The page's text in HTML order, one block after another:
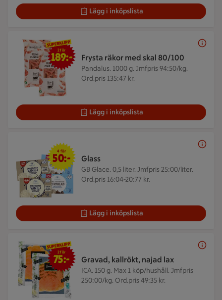
Lägg i inköpslista
Frysta räkor med skal 80/100
Pandalus. 1000 g. Jmfpris 94:50/kg.
Ord.pris 135:47 kr.
2 för 189 kr
2 för
189:-
Lägg i inköpslista
Glass
GB Glace. 0,5 liter. Jmfpris 25:00/liter.
Ord.pris 16:04-20:77 kr.
4 för 50 kr
4 för
50:-
Lägg i inköpslista
Gravad, kallrökt, najad lax
ICA. 150 g. Max 1 köp/hushåll. Jmfpris
250:00/kg. Ord.pris 49:35 kr.
2 för 75 kr
2 för
75:-